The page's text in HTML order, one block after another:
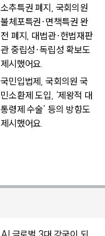
소추특권 폐지, 국회의원
불체포특권·면책특권 완
전 폐지, 대법관·헌법재판
관 중립성·독립성 확보도
제시했어요.
국민입법제, 국회의원 국
민소환제 도입, ‘제왕적 대
통령제 수술’ 등의 방향도
제시했어요.